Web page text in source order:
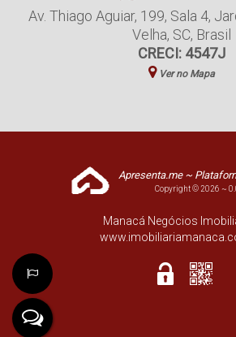
Av. Thiago Aguiar, 199, Sala 4,
Velha, SC, Brasil
CRECI: 4547J
Ver no Mapa
Apresenta.me ~
Copyright © 2026 ~
Manacá Negócios